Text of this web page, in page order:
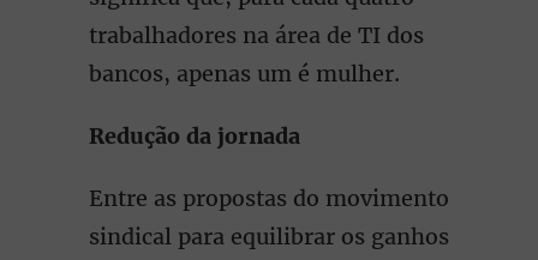
trabalhadores na área de TI dos
bancos, apenas um é mulher.
Redução da jornada
Entre as propostas do movimento
sindical para equilibrar os ganhos